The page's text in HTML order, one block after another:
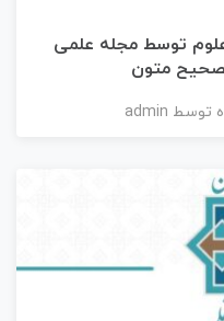
توسط مجله علمی
متون
توسط admin